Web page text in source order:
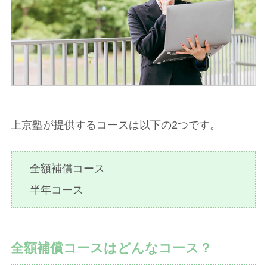
上京塾が提供するコースは以下の2つです。
全額補償コース
半年コース
全額補償コースはどんなコース？